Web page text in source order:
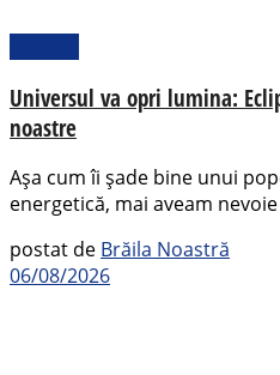
Universul va opri lumina:
noastre
Așa cum îi șade bine unui
energetică, mai aveam
postat de Brăila Noastră
06/08/2026